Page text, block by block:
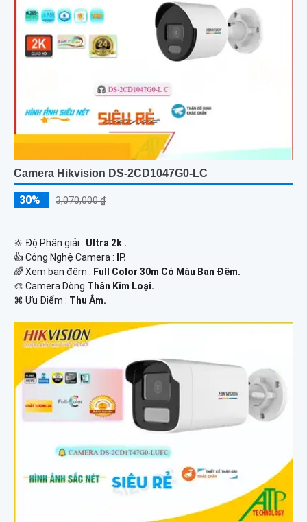
Camera Hikvision DS-2CD1047G0-LC
30% 3,070,000 ₫
🔆 Độ Phân giải : Ultra 2k .
👍 Công Nghệ Camera : IP.
🌈 Xem ban đêm : Full Color 30m Có Màu Ban Đêm.
🎨 Camera Dòng Thân Kim Loại.
️⌘ Ưu Điểm : Thu Âm.